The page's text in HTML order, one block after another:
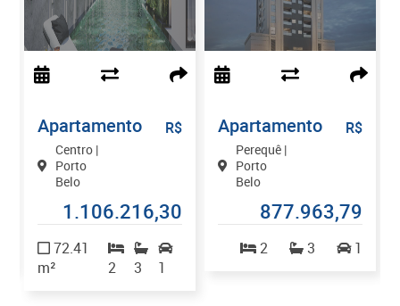
Apartamento
Centro |
Porto
Belo
R$
1.106.216,30
72.41
m²
2 3 1
Apartamento
Perequê |
Porto
Belo
R$
877.963,79
2 3 1